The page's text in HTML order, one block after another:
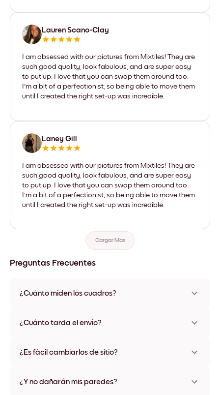
Lauren Scano-Clay
I am obsessed with our pictures from Mixtiles! They are
such good quality, look fabulous, and are super easy
to put up. I love that you can swap them around too.
I'm a bit of a perfectionist, so being able to move them
until I created the right set-up was incredible.
Laney Gill
I am obsessed with our pictures from Mixtiles! They are
such good quality, look fabulous, and are super easy
to put up. I love that you can swap them around too.
I'm a bit of a perfectionist, so being able to move them
until I created the right set-up was incredible.
Cargar Más
Preguntas Frecuentes
¿Cuánto miden los cuadros?
materiales y colores de marco, incluidas opciones sin marco y
¿Cuánto tarda el envío?
disponibles en algunos países. Te enviaremos un número de
¿Es fácil cambiarlos de sitio?
ningún daño
¿Y no dañarán mis paredes?